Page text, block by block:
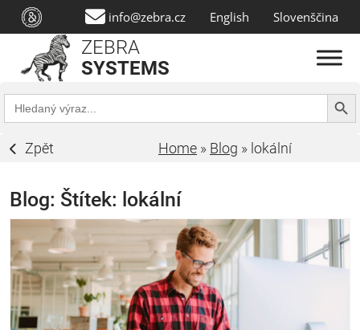
info@zebra.cz English Slovenščina
ZEBRA
SYSTEMS
Search
for:
Search
Zpět Home » Blog » lokální
Blog: Štítek: lokální